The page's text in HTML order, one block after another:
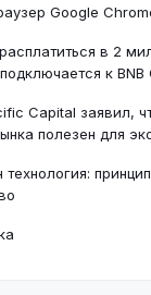
Google
в 2
к BNB
Capital заявил,
полезен для
технология: